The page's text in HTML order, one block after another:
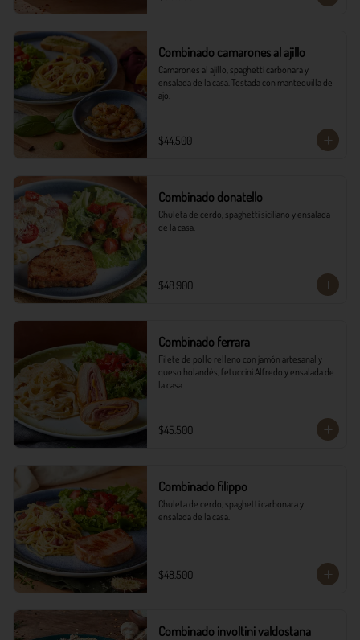
Combinado camarones al ajillo
Camarones al ajillo, spaghetti carbonara y
ensalada de la casa. Tostada con mantequilla de
ajo.
$44.500
Combinado donatello
Chuleta de cerdo, spaghetti siciliano y ensalada
de la casa.
$48.900
Combinado ferrara
Filete de pollo relleno con jamón artesanal y
queso holandés, fetuccini Alfredo y ensalada de
la casa.
$45.500
Combinado filippo
Chuleta de cerdo, spaghetti carbonara y
ensalada de la casa.
$48.500
Combinado involtini valdostana